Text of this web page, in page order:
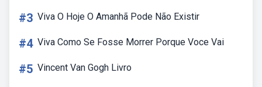
#3 Viva O Hoje O Amanhã Pode Não Existir
#4 Viva Como Se Fosse Morrer Porque Voce Vai
#5 Vincent Van Gogh Livro